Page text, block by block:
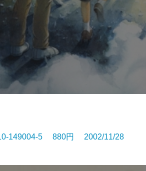
149004-5 880円 2002/11/28